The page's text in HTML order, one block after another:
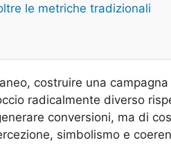
le metriche tradizionali
costruire una
radicalmente diverso
conversioni, ma di
simbolismo e